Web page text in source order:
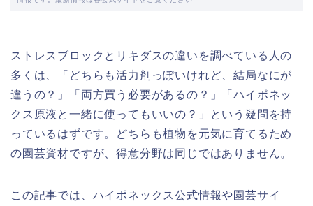
ストレスブロックとリキダスの違いを調べている人の
多くは、「どちらも活力剤っぽいけれど、結局なにが
違うの？」「両方買う必要があるの？」「ハイポネッ
クス原液と一緒に使ってもいいの？」という疑問を持
っているはずです。どちらも植物を元気に育てるため
の園芸資材ですが、得意分野は同じではありません。
この記事では、ハイポネックス公式情報や園芸サイ